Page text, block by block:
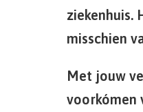
ziekenhuis.
misschien
Met jouw
voorkómen